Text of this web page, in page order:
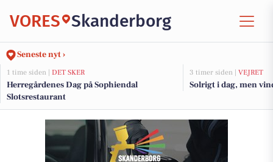
VORES Skanderborg
Seneste nyt ›
1 time siden | DET SKER
Herregårdenes Dag på Sophiendal
Slotsrestaurant
3 timer siden | VEJRET
Solrigt i dag, men